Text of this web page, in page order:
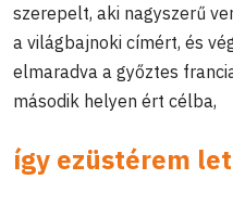
szerepelt, aki nagyszerű
a világbajnoki címért, és
elmaradva a győztes
második helyen ért célba,
így ezüstérem